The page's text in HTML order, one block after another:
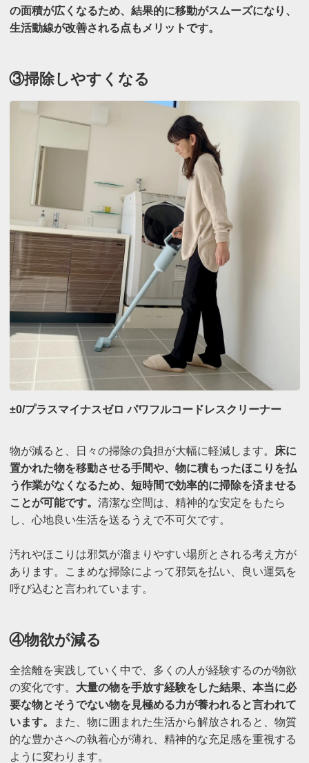
の面積が広くなるため、結果的に移動がスムーズになり、
生活動線が改善される点もメリットです。
③掃除しやすくなる
±0/プラスマイナスゼロ パワフルコードレスクリーナー
物が減ると、日々の掃除の負担が大幅に軽減します。
床に
置かれた物を移動させる手間や、物に積もったほこりを払
う作業がなくなるため、短時間で効率的に掃除を済ませる
ことが可能です。 清潔な空間は、精神的な安定をもたら
し、心地良い生活を送るうえで不可欠です。
汚れやほこりは邪気が溜まりやすい場所とされる考え方が
あります。こまめな掃除によって邪気を払い、良い運気を
呼び込むと言われています。
④物欲が減る
全捨離を実践していく中で、多くの人が経験するのが物欲
の変化です。 大量の物を手放す経験をした結果、本当に必
要な物とそうでない物を見極める力が養われると言われて
います。
また、物に囲まれた生活から解放されると、物質
的な豊かさへの執着心が薄れ、精神的な充足感を重視する
ように変わります。